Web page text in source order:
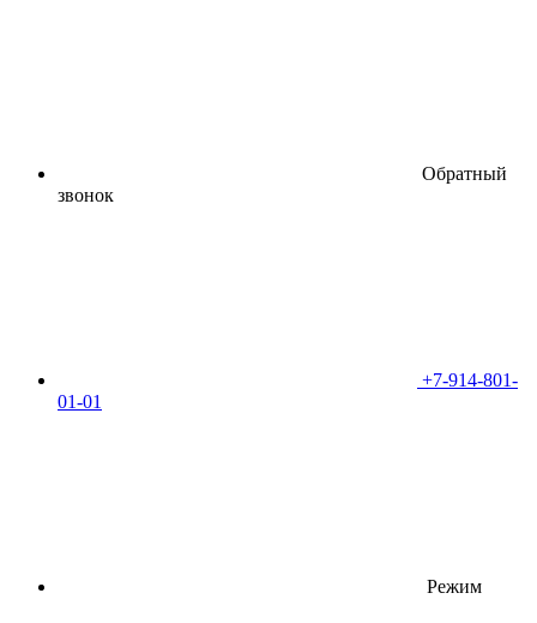
Обратный
звонок
+7-914-801-
01-01
Режим